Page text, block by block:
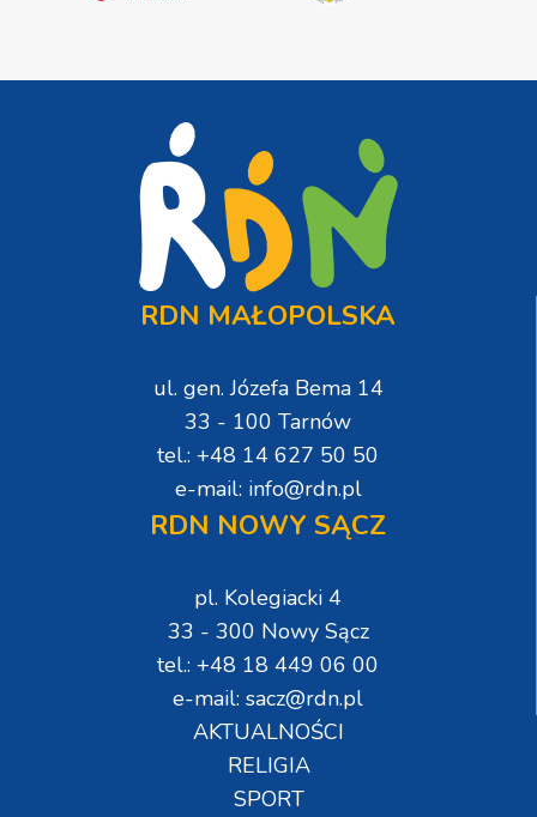
RDN MAŁOPOLSKA
ul. gen. Józefa Bema 14
33 - 100 Tarnów
tel.: +48 14 627 50 50
e-mail: info@rdn.pl
RDN NOWY SĄCZ
pl. Kolegiacki 4
33 - 300 Nowy Sącz
tel.: +48 18 449 06 00
e-mail: sacz@rdn.pl
AKTUALNOŚCI
RELIGIA
SPORT